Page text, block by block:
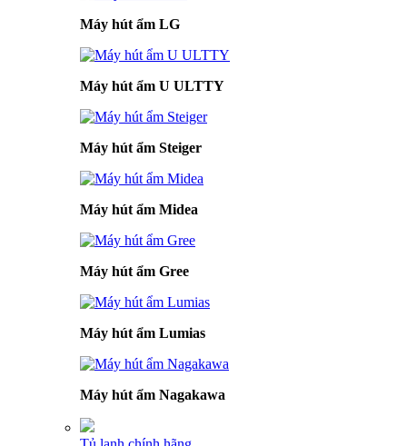
Máy hút ẩm LG
Máy hút ẩm U ULTTY
Máy hút ẩm Steiger
Máy hút ẩm Midea
Máy hút ẩm Gree
Máy hút ẩm Lumias
Máy hút ẩm Nagakawa